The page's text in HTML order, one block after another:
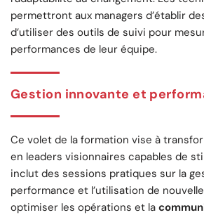
permettront aux managers d’établir
d’utiliser des outils de suivi pour
performances de leur équipe.
Gestion innovante et
Ce volet de la formation vise à
en leaders visionnaires capables de
inclut des sessions pratiques sur la
performance et l’utilisation de
optimiser les opérations et la